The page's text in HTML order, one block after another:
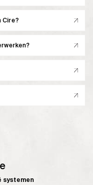
Cire?
systemen